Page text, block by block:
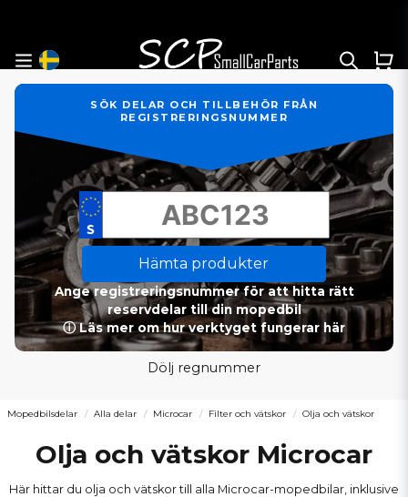
SÖK DELAR OCH TILLBEHÖR FRÅN
REGISTRERINGSNUMMER
Hämta produkter
Ange registreringsnummer för att hitta rätt
reservdelar till din mopedbil
ⓘ Läs mer om hur verktyget fungerar här
Dölj regnummer
Mopedbilsdelar Alla delar Microcar Filter och vätskor Olja och vätskor
Olja och vätskor Microcar
Här hittar du olja och vätskor till alla Microcar-mopedbilar, inklusive